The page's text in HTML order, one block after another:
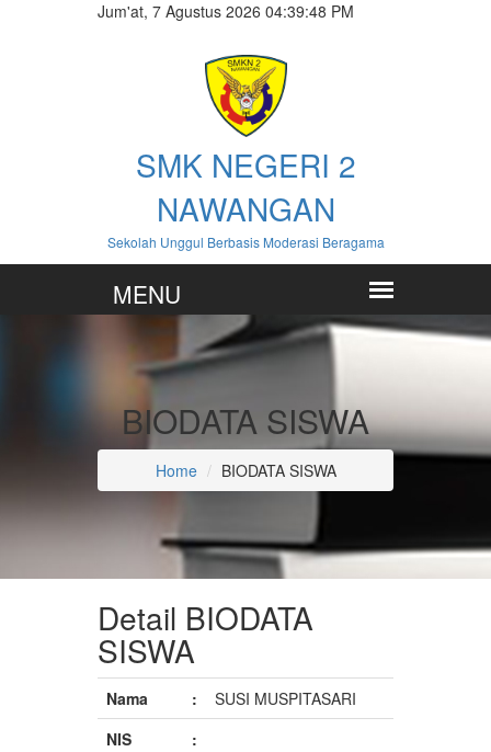
Jum'at, 7 Agustus 2026 04:39:50 PM
SMK NEGERI 2
NAWANGAN
Sekolah Unggul Berbasis Moderasi Beragama
BIODATA SISWA
Home BIODATA SISWA
Detail BIODATA
SISWA
Nama :
SUSI MUSPITASARI
NIS
: